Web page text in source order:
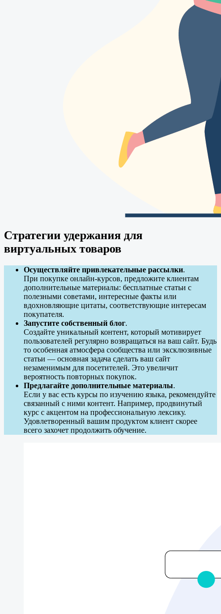
Стратегии удержания для
виртуальных товаров
Осуществляйте привлекательные рассылки.
При покупке онлайн-курсов, предложите клиентам
дополнительные материалы: бесплатные статьи с
полезными советами, интересные факты или
вдохновляющие цитаты, соответствующие интересам
покупателя.
Запустите собственный блог.
Создайте уникальный контент, который мотивирует
пользователей регулярно возвращаться на ваш сайт. Будь
то особенная атмосфера сообщества или эксклюзивные
статьи — основная задача сделать ваш сайт
незаменимым для посетителей. Это увеличит
вероятность повторных покупок.
Предлагайте дополнительные материалы.
Если у вас есть курсы по изучению языка, рекомендуйте
связанный с ними контент. Например, продвинутый
курс с акцентом на профессиональную лексику.
Удовлетворенный вашим продуктом клиент скорее
всего захочет продолжить обучение.